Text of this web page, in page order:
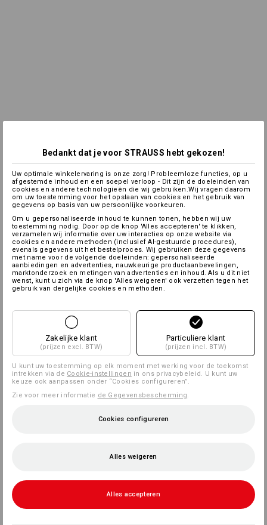
Bedankt dat je voor STRAUSS hebt gekozen!
Uw optimale winkelervaring is onze zorg! Probleemloze functies, op u
afgestemde inhoud en een soepel verloop - Dit zijn de doeleinden van
cookies en andere technologieën die wij gebruiken.Wij vragen daarom
om uw toestemming voor het opslaan van cookies en het gebruik van
gegevens op basis van uw persoonlijke voorkeuren.
Om u gepersonaliseerde inhoud te kunnen tonen, hebben wij uw
toestemming nodig. Door op de knop 'Alles accepteren' te klikken,
verzamelen wij informatie over uw interacties op onze website via
cookies en andere methoden (inclusief AI-gestuurde procedures),
evenals gegevens uit het bestelproces. Wij gebruiken deze gegevens
met name voor de volgende doeleinden: gepersonaliseerde
aanbiedingen en advertenties, nauwkeurige productaanbevelingen,
marktonderzoek en metingen van advertenties en inhoud. Als u dit niet
wenst, kunt u zich via de knop 'Alles weigeren' ook verzetten tegen het
gebruik van dergelijke cookies en methoden.
Zakelijke klant
(prijzen excl. BTW)
Particuliere klant
(prijzen incl. BTW)
U kunt uw toestemming op elk moment met werking voor de toekomst
intrekken via de Cookie-instellingen in ons privacybeleid. U kunt uw
keuze ook aanpassen onder “Cookies configureren”.
Zie voor meer informatie de Gegevensbescherming
Cookies configureren
Alles weigeren
Alles accepteren